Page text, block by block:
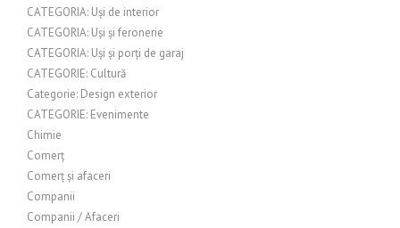
CATEGORIA: Uși de interior
CATEGORIA: Uși și feronerie
CATEGORIA: Uși și porți de garaj
CATEGORIE: Cultură
Categorie: Design exterior
CATEGORIE: Evenimente
Chimie
Comerț
Comerț și afaceri
Companii
Companii / Afaceri